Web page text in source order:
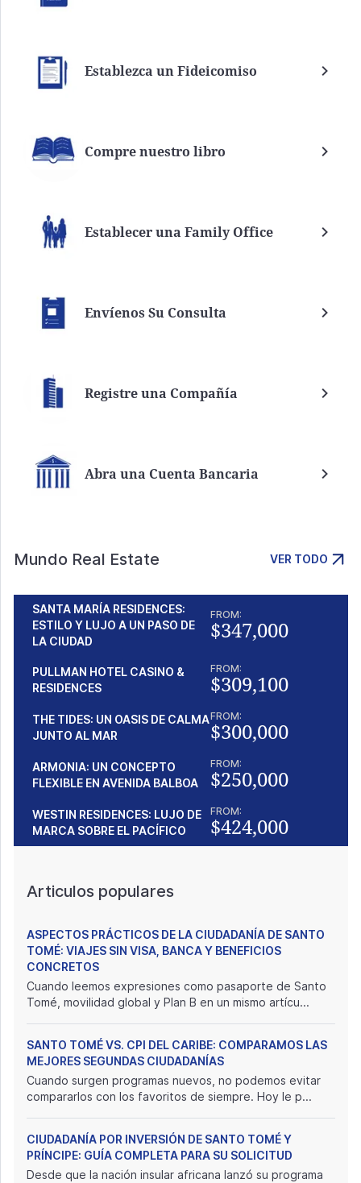
Establezca un Fideicomiso
Compre nuestro libro
Establecer una Family Office
Envíenos Su Consulta
Registre una Compañía
Abra una Cuenta Bancaria
Mundo Real Estate VER TODO
SANTA MARÍA RESIDENCES:
ESTILO Y LUJO A UN PASO DE
LA CIUDAD
FROM:
$347,000
PULLMAN HOTEL CASINO &
RESIDENCES
FROM:
$309,100
THE TIDES: UN OASIS DE CALMA
JUNTO AL MAR
FROM:
$300,000
ARMONIA: UN CONCEPTO
FLEXIBLE EN AVENIDA BALBOA
FROM:
$250,000
WESTIN RESIDENCES: LUJO DE
MARCA SOBRE EL PACÍFICO
FROM:
$424,000
Articulos populares
ASPECTOS PRÁCTICOS DE LA CIUDADANÍA DE SANTO
TOMÉ: VIAJES SIN VISA, BANCA Y BENEFICIOS
CONCRETOS
Cuando leemos expresiones como pasaporte de Santo
Tomé, movilidad global y Plan B en un mismo artícu...
SANTO TOMÉ VS. CPI DEL CARIBE: COMPARAMOS LAS
MEJORES SEGUNDAS CIUDADANÍAS
Cuando surgen programas nuevos, no podemos evitar
compararlos con los favoritos de siempre. Hoy le p...
CIUDADANÍA POR INVERSIÓN DE SANTO TOMÉ Y
PRÍNCIPE: GUÍA COMPLETA PARA SU SOLICITUD
Desde que la nación insular africana lanzó su programa